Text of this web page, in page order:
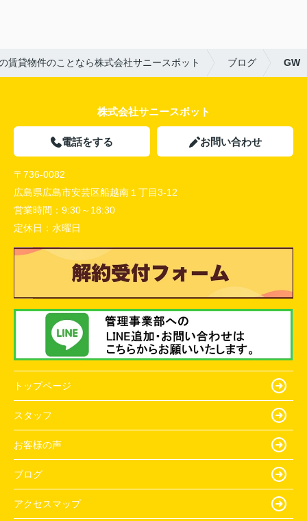
賃貸物件のことなら株式会社サニースポット ブログ GW
株式会社サニースポット
電話をする お問い合わせ
〒736-0082
広島県広島市安芸区船越南１丁目3-12
営業時間： 9:30～18:30
定休日： 水曜日
トップページ
スタッフ
お客様の声
ブログ
アクセスマップ